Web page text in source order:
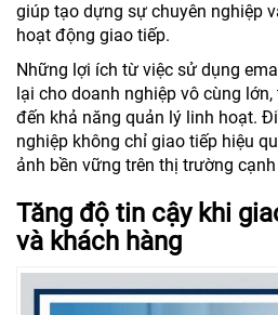
giúp tạo dựng sự chuyên nghiệp
hoạt động giao tiếp.
Những lợi ích từ việc sử dụng
lại cho doanh nghiệp vô cùng
đến khả năng quản lý linh hoạt.
nghiệp không chỉ giao tiếp hiệu
ảnh bền vững trên thị trường
Tăng độ tin cậy khi
và khách hàng